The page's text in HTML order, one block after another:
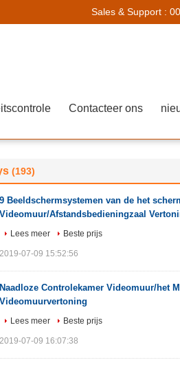
Sales & Support :
Contacteer ons
(193)
9 Beeldschermsystemen van de het
Videomuur/Afstandsbedieningzaal
Lees meer Beste prijs
2019-07-09 15:52:56
Naadloze Controlekamer Videomuur/het
Videomuurvertoning
Lees meer Beste prijs
2019-07-09 16:07:38